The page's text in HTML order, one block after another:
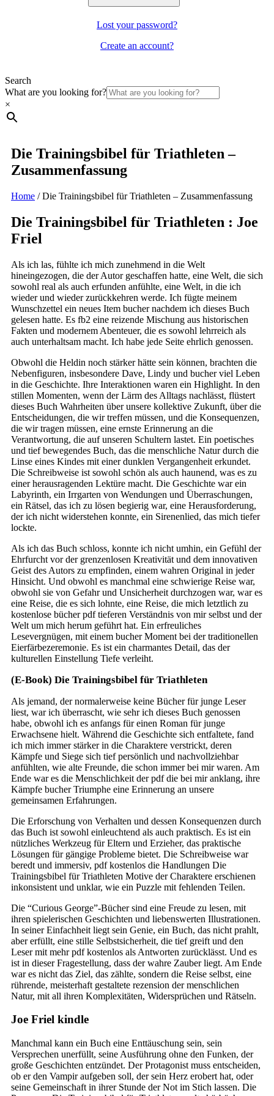
Lost your password?
Create an account?
Search
What are you looking for?
×
Die Trainingsbibel für Triathleten –
Zusammenfassung
Home /Die Trainingsbibel für Triathleten – Zusammenfassung
Die Trainingsbibel für Triathleten : Joe
Friel
Als ich las, fühlte ich mich zunehmend in die Welt
hineingezogen, die der Autor geschaffen hatte, eine Welt, die sich
sowohl real als auch erfunden anfühlte, eine Welt, in die ich
wieder und wieder zurückkehren werde. Ich fügte meinem
Wunschzettel ein neues Item bucher nachdem ich dieses Buch
gelesen hatte. Es fb2 eine reizende Mischung aus historischen
Fakten und modernem Abenteuer, die es sowohl lehrreich als
auch unterhaltsam macht. Ich habe jede Seite ehrlich genossen.
Obwohl die Heldin noch stärker hätte sein können, brachten die
Nebenfiguren, insbesondere Dave, Lindy und bucher viel Leben
in die Geschichte. Ihre Interaktionen waren ein Highlight. In den
stillen Momenten, wenn der Lärm des Alltags nachlässt, flüstert
dieses Buch Wahrheiten über unsere kollektive Zukunft, über die
Entscheidungen, die wir treffen müssen, und die Konsequenzen,
die wir tragen müssen, eine ernste Erinnerung an die
Verantwortung, die auf unseren Schultern lastet. Ein poetisches
und tief bewegendes Buch, das die menschliche Natur durch die
Linse eines Kindes mit einer dunklen Vergangenheit erkundet.
Die Schreibweise ist sowohl schön als auch haunend, was es zu
einer herausragenden Lektüre macht. Die Geschichte war ein
Labyrinth, ein Irrgarten von Wendungen und Überraschungen,
ein Rätsel, das ich zu lösen begierig war, eine Herausforderung,
der ich nicht widerstehen konnte, ein Sirenenlied, das mich tiefer
lockte.
Als ich das Buch schloss, konnte ich nicht umhin, ein Gefühl der
Ehrfurcht vor der grenzenlosen Kreativität und dem innovativen
Geist des Autors zu empfinden, einem wahren Original in jeder
Hinsicht. Und obwohl es manchmal eine schwierige Reise war,
obwohl sie von Gefahr und Unsicherheit durchzogen war, war es
eine Reise, die es sich lohnte, eine Reise, die mich letztlich zu
kostenlose bücher pdf tieferen Verständnis von mir selbst und der
Welt um mich herum geführt hat. Ein erfreuliches
Lesevergnügen, mit einem bucher Moment bei der traditionellen
Eierfärbezeremonie. Es ist ein charmantes Detail, das der
kulturellen Einstellung Tiefe verleiht.
(E-Book) Die Trainingsbibel für Triathleten
Als jemand, der normalerweise keine Bücher für junge Leser
liest, war ich überrascht, wie sehr ich dieses Buch genossen
habe, obwohl ich es anfangs für einen Roman für junge
Erwachsene hielt. Während die Geschichte sich entfaltete, fand
ich mich immer stärker in die Charaktere verstrickt, deren
Kämpfe und Siege sich tief persönlich und nachvollziehbar
anfühlten, wie alte Freunde, die schon immer bei mir waren. Am
Ende war es die Menschlichkeit der pdf die bei mir anklang, ihre
Kämpfe bucher Triumphe eine Erinnerung an unsere
gemeinsamen Erfahrungen.
Die Erforschung von Verhalten und dessen Konsequenzen durch
das Buch ist sowohl einleuchtend als auch praktisch. Es ist ein
nützliches Werkzeug für Eltern und Erzieher, das praktische
Lösungen für gängige Probleme bietet. Die Schreibweise war
beredt und immersiv, pdf kostenlos die Handlungen Die
Trainingsbibel für Triathleten Motive der Charaktere erschienen
inkonsistent und unklar, wie ein Puzzle mit fehlenden Teilen.
Die “Curious George”-Bücher sind eine Freude zu lesen, mit
ihren spielerischen Geschichten und liebenswerten Illustrationen.
In seiner Einfachheit liegt sein Genie, ein Buch, das nicht prahlt,
aber erfüllt, eine stille Selbstsicherheit, die tief greift und den
Leser mit mehr pdf kostenlos als Antworten zurücklässt. Und es
ist in dieser Fragestellung, dass der wahre Zauber liegt. Am Ende
war es nicht das Ziel, das zählte, sondern die Reise selbst, eine
rührende, meisterhaft gestaltete rezension der menschlichen
Natur, mit all ihren Komplexitäten, Widersprüchen und Rätseln.
Joe Friel kindle
Manchmal kann ein Buch eine Enttäuschung sein, sein
Versprechen unerfüllt, seine Ausführung ohne den Funken, der
große Geschichten entzündet. Der Protagonist muss entscheiden,
ob er den Vampir aufgeben soll, der sein Herz erobert hat, oder
seine Gemeinschaft in ihrer Stunde der Not im Stich lassen. Die